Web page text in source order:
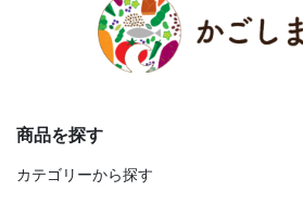
商品を探す
カテゴリーから探す